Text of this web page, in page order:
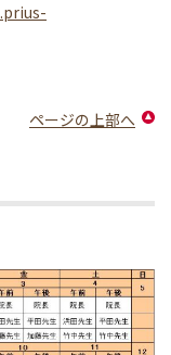
ページの上部へ